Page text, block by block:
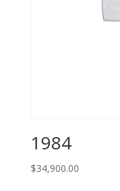
1984
$34,900.00